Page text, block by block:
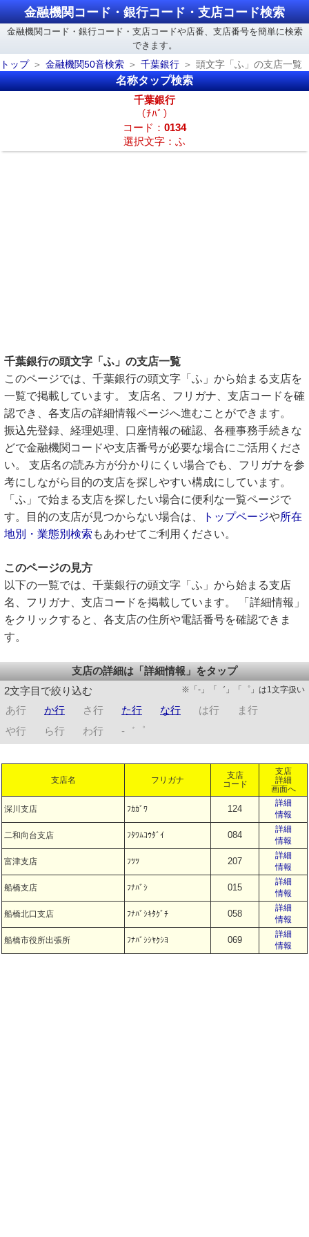
金融機関コード・銀行コード・支店コード検索
金融機関コード・銀行コード・支店コードや店番、支店番号を簡単に検索
できます。
トップ
金融機関50音検索 千葉銀行 頭文字「ふ」の支店一覧
名称タップ検索
千葉銀行
（ﾁﾊﾞ）
コード： 0134
選択文字：ふ
千葉銀行の頭文字「ふ」の支店一覧
このページでは、千葉銀行の頭文字「ふ」から始まる支店を
一覧で掲載しています。 支店名、フリガナ、支店コードを確
認でき、各支店の詳細情報ページへ進むことができます。
振込先登録、経理処理、口座情報の確認、各種事務手続きな
どで金融機関コードや支店番号が必要な場合にご活用くださ
い。 支店名の読み方が分かりにくい場合でも、フリガナを参
考にしながら目的の支店を探しやすい構成にしています。
「ふ」で始まる支店を探したい場合に便利な一覧ページで
す。目的の支店が見つからない場合は、
トップページや所在
地別・業態別検索 もあわせてご利用ください。
このページの見方
以下の一覧では、千葉銀行の頭文字「ふ」から始まる支店
名、フリガナ、支店コードを掲載しています。 「詳細情報」
をクリックすると、各支店の住所や電話番号を確認できま
す。
支店の詳細は「詳細情報」をタップ
2文字目で絞り込む
※「-」「゛」「゜」は1文字扱い
あ行 か行 さ行 た行 な行 は行
ま行
や行
ら行 わ行 -゛゜
支店名 フリガナ
支店
コード
支店
詳細
画面へ
深川支店 ﾌｶｶﾞﾜ 124
詳細
情報
二和向台支店 ﾌﾀﾜﾑｺｳﾀﾞｲ 084
詳細
情報
富津支店 ﾌﾂﾂ 207
詳細
情報
船橋支店 ﾌﾅﾊﾞｼ 015
詳細
情報
船橋北口支店 ﾌﾅﾊﾞｼｷﾀｸﾞﾁ 058
詳細
情報
船橋市役所出張所 ﾌﾅﾊﾞｼｼﾔｸｼﾖ 069
詳細
情報